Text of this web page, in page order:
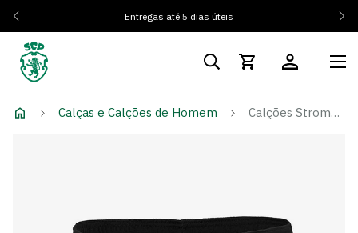
Entregas até 5 dias úteis
Calças e Calções de Homem Calções Stromp 24/25